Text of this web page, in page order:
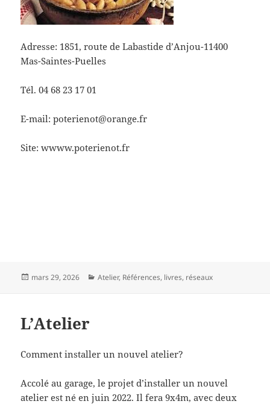
Adresse: 1851, route de Labastide d’Anjou-11400
Mas-Saintes-Puelles
Tél. 04 68 23 17 01
E-mail: poterienot@orange.fr
Site: wwww.poterienot.fr
Publié
mars 29, 2026 Catégories
Atelier, Références, livres, réseaux
L’Atelier
Comment installer un nouvel atelier?
Accolé au garage, le projet d’installer un nouvel
atelier est né en juin 2022. Il fera 9x4m, avec deux